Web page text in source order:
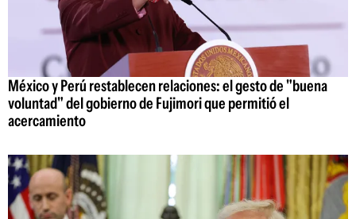
México y Perú restablecen relaciones: el gesto de "buena
voluntad" del gobierno de Fujimori que permitió el
acercamiento